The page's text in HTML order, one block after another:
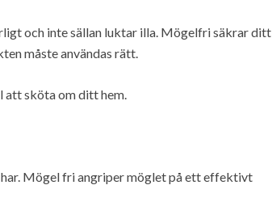
och inte sällan luktar illa. Mögelfri säkrar ditt
måste användas rätt.
att sköta om ditt hem.
Mögel fri angriper möglet på ett effektivt